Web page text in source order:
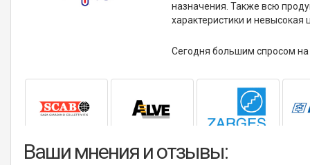
назначения. Также всю
характеристики и невысокая
Сегодня большим спросом
Ваши мнения и отзывы: